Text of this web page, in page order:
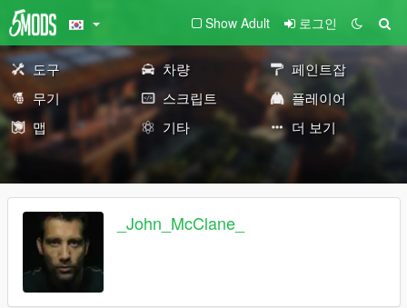
Show Adult 로그인
도구 차량
페인트잡
무기
스크립트
플레이어
맵
기타 더 보기
_John_McClane_